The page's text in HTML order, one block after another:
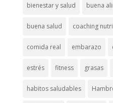
bienestar y salud buena
buena salud coaching
comida real embarazo
estrés fitness grasas
habitos saludables